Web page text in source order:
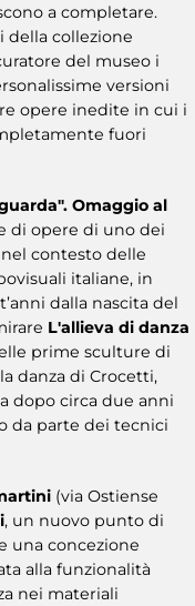
a completare.
della collezione
del museo i
versioni
opere inedite in cui i
fuori
Omaggio al
di opere di uno dei
contesto delle
italiane, in
dalla nascita del
L'allieva di danza
prime sculture di
danza di Crocetti,
dopo circa due anni
da parte dei tecnici
(via Ostiense
, un nuovo punto di
una concezione
alla funzionalità
nei materiali